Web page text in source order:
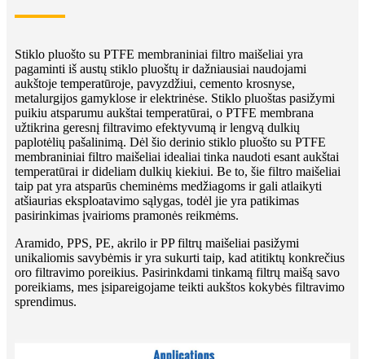
Stiklo pluošto su PTFE membraniniai filtro maišeliai yra
pagaminti iš austų stiklo pluoštų ir dažniausiai naudojami
aukštoje temperatūroje, pavyzdžiui, cemento krosnyse,
metalurgijos gamyklose ir elektrinėse. Stiklo pluoštas pasižymi
puikiu atsparumu aukštai temperatūrai, o PTFE membrana
užtikrina geresnį filtravimo efektyvumą ir lengvą dulkių
paplotėlių pašalinimą. Dėl šio derinio stiklo pluošto su PTFE
membraniniai filtro maišeliai idealiai tinka naudoti esant aukštai
temperatūrai ir dideliam dulkių kiekiui. Be to, šie filtro maišeliai
taip pat yra atsparūs cheminėms medžiagoms ir gali atlaikyti
atšiaurias eksploatavimo sąlygas, todėl jie yra patikimas
pasirinkimas įvairioms pramonės reikmėms.
Aramido, PPS, PE, akrilo ir PP filtrų maišeliai pasižymi
unikaliomis savybėmis ir yra sukurti taip, kad atitiktų konkrečius
oro filtravimo poreikius. Pasirinkdami tinkamą filtrų maišą savo
poreikiams, mes įsipareigojame teikti aukštos kokybės filtravimo
sprendimus.